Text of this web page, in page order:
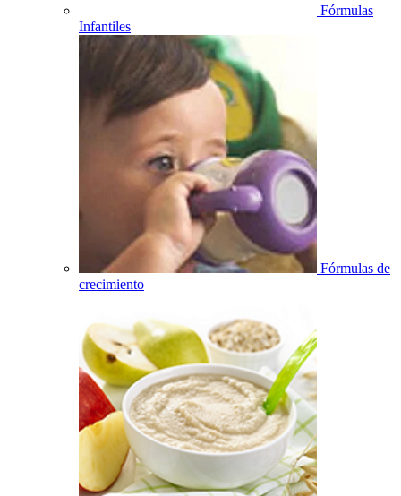
Fórmulas
Infantiles
Fórmulas de
crecimiento